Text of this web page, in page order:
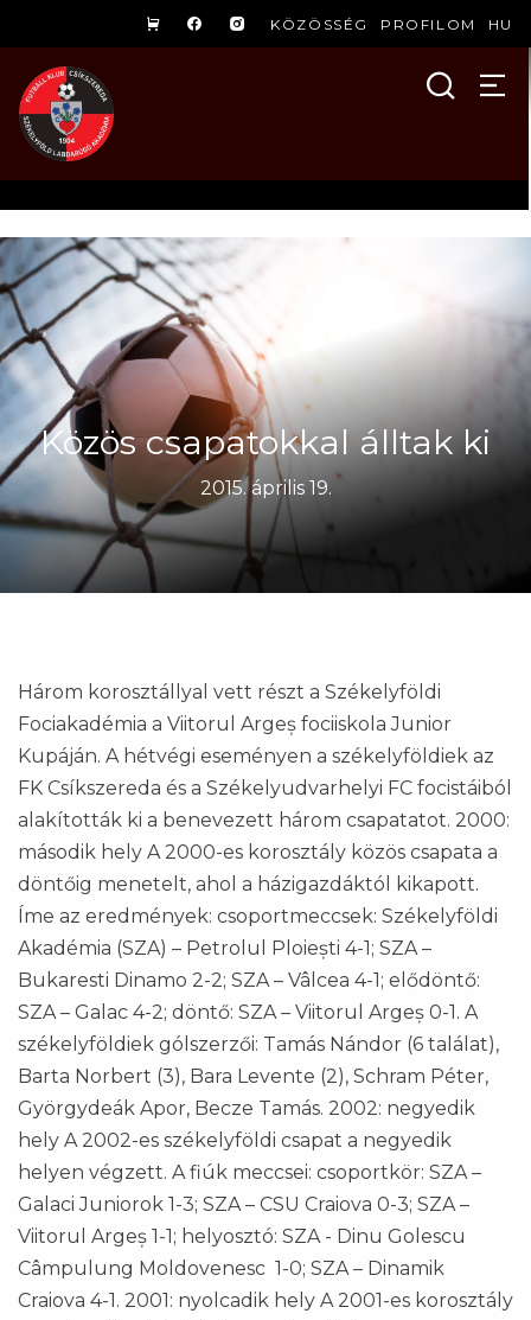
KÖZÖSSÉG PROFILOM HU
Közös csapatokkal álltak ki
2015. április 19.
Három korosztállyal vett részt a Székelyföldi
Fociakadémia a Viitorul Argeș fociiskola Junior
Kupáján. A hétvégi eseményen a székelyföldiek az
FK Csíkszereda és a Székelyudvarhelyi FC focistáiból
alakították ki a benevezett három csapatatot. 2000:
második hely A 2000-es korosztály közös csapata a
döntőig menetelt, ahol a házigazdáktól kikapott.
Íme az eredmények: csoportmeccsek: Székelyföldi
Akadémia (SZA) – Petrolul Ploiești 4-1; SZA –
Bukaresti Dinamo 2-2; SZA – Vâlcea 4-1; elődöntő:
SZA – Galac 4-2; döntő: SZA – Viitorul Argeș 0-1. A
székelyföldiek gólszerzői: Tamás Nándor (6 találat),
Barta Norbert (3), Bara Levente (2), Schram Péter,
Györgydeák Apor, Becze Tamás. 2002: negyedik
hely A 2002-es székelyföldi csapat a negyedik
helyen végzett. A fiúk meccsei: csoportkör: SZA –
Galaci Juniorok 1-3; SZA – CSU Craiova 0-3; SZA –
Viitorul Argeș 1-1; helyosztó: SZA - Dinu Golescu
Câmpulung Moldovenesc 1-0; SZA – Dinamik
Craiova 4-1. 2001: nyolcadik hely A 2001-es korosztály